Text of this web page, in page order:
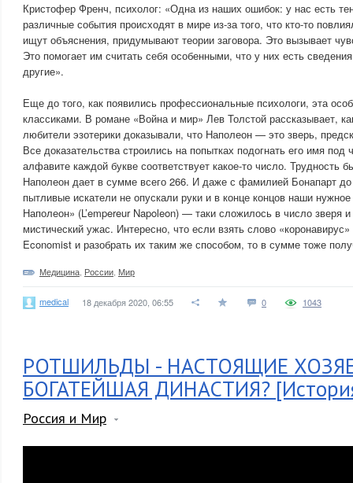
Кристофер Френч, психолог: «Одна из наших ошибок: у нас есть
различные события происходят в мире из-за того, что кто-то
ищут объяснения, придумывают теории заговора. Это вызывает
Это помогает им считать себя особенными, что у них есть
другие».
Еще до того, как появились профессиональные психологи, эта
классиками. В романе «Война и мир» Лев Толстой рассказывает,
любители эзотерики доказывали, что Наполеон — это зверь,
Все доказательства строились на попытках подогнать его имя
алфавите каждой букве соответствует какое-то число. Трудность
Наполеон дает в сумме всего 266. И даже с фамилией Бонапарт
пытливые искатели не опускали руки и в конце концов наши
Наполеон» (L’empereur Napoleon) — таки сложилось в число зверя
мистический ужас. Интересно, что если взять слово
Economist и разобрать их таким же способом, то в сумме тоже
Медицина России Мир
medical 18 декабря 2020, 06:55 0 1043
РОТШИЛЬДЫ - НАСТОЯЩИЕ
БОГАТЕЙШАЯ ДИНАСТИЯ?
Россия и Мир